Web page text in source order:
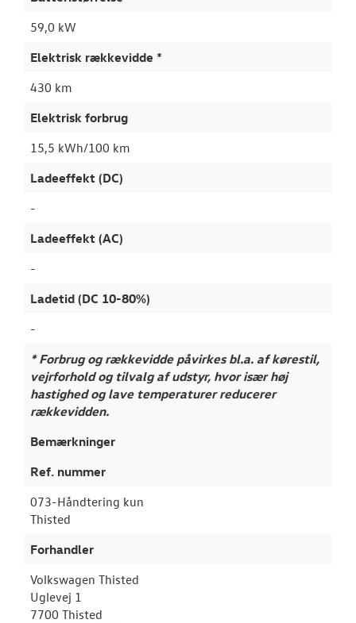
59,0 kW
Elektrisk rækkevidde *
430 km
Elektrisk forbrug
15,5 kWh/100 km
Ladeeffekt (DC)
-
Ladeeffekt (AC)
-
Ladetid (DC 10-80%)
-
* Forbrug og rækkevidde påvirkes bl.a. af kørestil,
vejrforhold og tilvalg af udstyr, hvor især høj
hastighed og lave temperaturer reducerer
rækkevidden.
Bemærkninger
Ref. nummer
073-Håndtering kun
Thisted
Forhandler
Volkswagen Thisted
Uglevej 1
7700 Thisted